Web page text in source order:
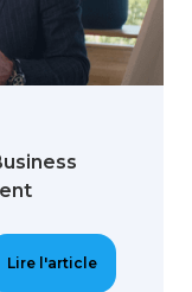
Lire l'article